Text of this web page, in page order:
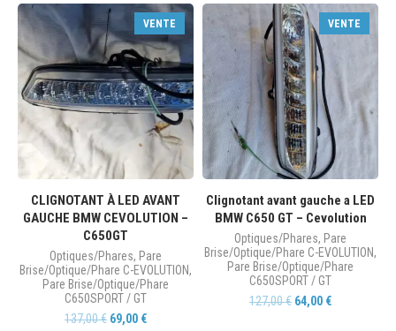
VENTE
CLIGNOTANT À LED AVANT
GAUCHE BMW CEVOLUTION –
C650GT
Optiques/Phares, Pare
Brise/Optique/Phare C-EVOLUTION,
Pare Brise/Optique/Phare
C650SPORT / GT
137,00€ 69,00 €
VENTE
Clignotant avant gauche a LED
BMW C650 GT – Cevolution
Optiques/Phares, Pare
Brise/Optique/Phare C-EVOLUTION,
Pare Brise/Optique/Phare
C650SPORT / GT
127,00€ 64,00 €